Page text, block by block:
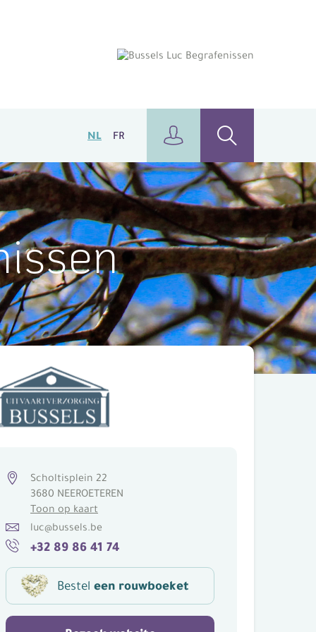
NL FR
Scholtisplein 22
3680 NEEROETEREN
Toon op kaart
luc@bussels.be
+32 89 86 41 74
Bestel een rouwboeket